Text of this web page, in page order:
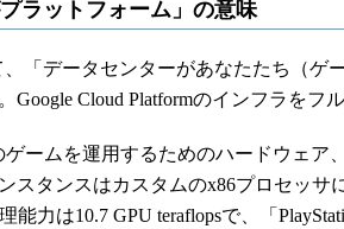
ラットフォーム」の意味
「データセンターがあなたたち（ゲ
Google Cloud Platformのインフラをフ
ームを運用するためのハードウェア
スタンスはカスタムのx86プロセッサ
能力は10.7 GPU teraflopsで、「